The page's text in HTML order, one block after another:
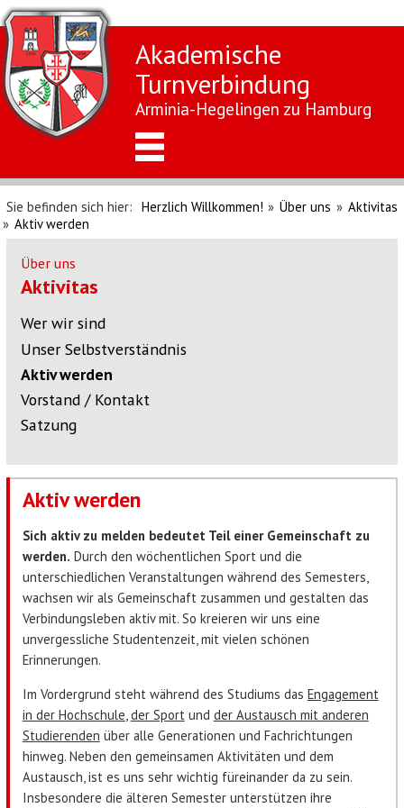
Akademische
Turnverbindung
Arminia-Hegelingen zu Hamburg
Sie befinden sich hier: Herzlich Willkommen! » Über uns » Aktivitas
» Aktiv werden
Über uns
Aktivitas
Wer wir sind
Unser Selbstverständnis
Aktiv werden
Vorstand / Kontakt
Satzung
Aktiv werden
Sich aktiv zu melden bedeutet Teil einer Gemeinschaft zu
werden. Durch den wöchentlichen Sport und die
unterschiedlichen Veranstaltungen während des Semesters,
wachsen wir als Gemeinschaft zusammen und gestalten das
Verbindungsleben aktiv mit. So kreieren wir uns eine
unvergessliche Studentenzeit, mit vielen schönen
Erinnerungen.
Im Vordergrund steht während des Studiums das Engagement
in der Hochschule,der Sportund der Austausch mit anderen
Studierenden über alle Generationen und Fachrichtungen
hinweg. Neben den gemeinsamen Aktivitäten und dem
Austausch, ist es uns sehr wichtig füreinander da zu sein.
Insbesondere die älteren Semester unterstützen ihre